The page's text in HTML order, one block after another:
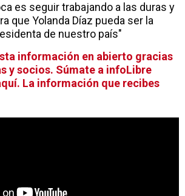
es seguir trabajando a las duras y
que Yolanda Díaz pueda ser la
de nuestro país"
información en abierto gracias
y socios. Súmate a infoLibre
La información que recibes